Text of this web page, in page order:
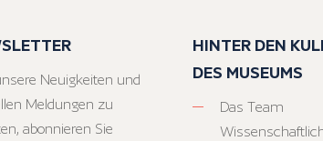
Neuigkeiten und
Meldungen zu
abonnieren Sie
HINTER DEN
DES MUSEUMS
Das Team